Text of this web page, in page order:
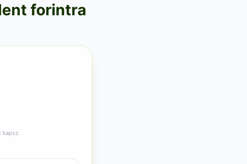
forintra
kapsz.